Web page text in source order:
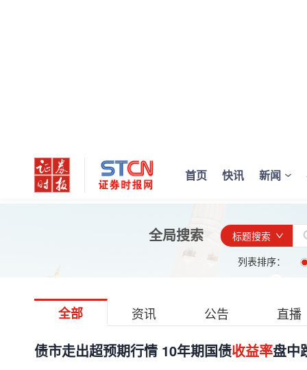
首页 快讯 新闻
全局搜索
标题搜索
列表排序：
全部 资讯 公告 直播
债市走出超预期行情 10年期国债收益率盘中